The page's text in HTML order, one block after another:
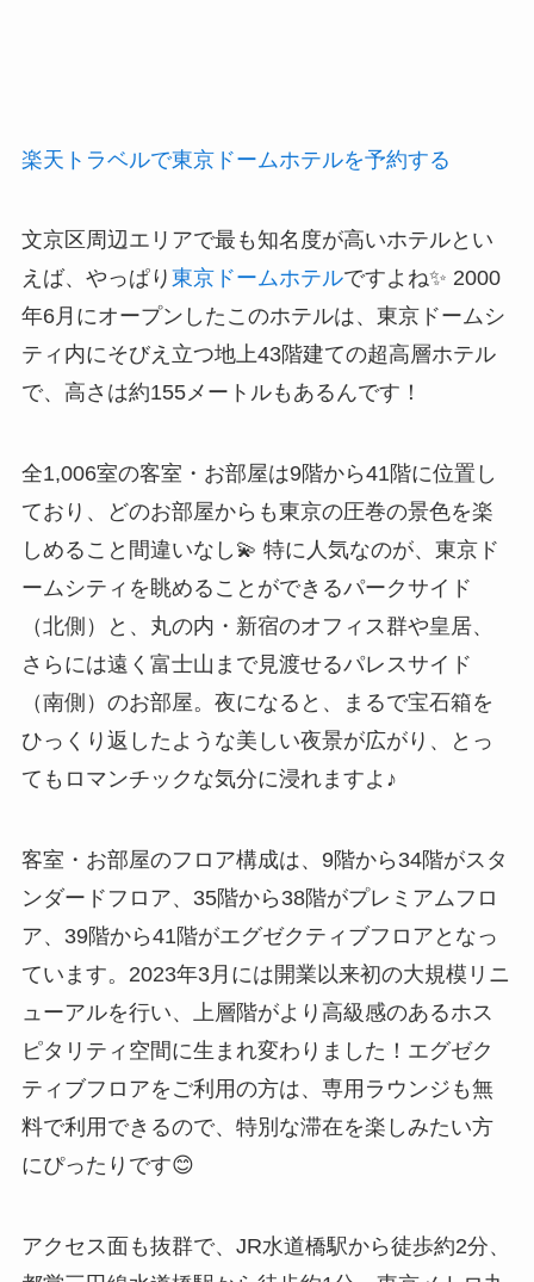
楽天トラベルで東京ドームホテルを予約する
文京区周辺エリアで最も知名度が高いホテルとい
えば、やっぱり 東京ドームホテルですよね✨ 2000
年6月にオープンしたこのホテルは、東京ドームシ
ティ内にそびえ立つ地上43階建ての超高層ホテル
で、高さは約155メートルもあるんです！
全1,006室の客室・お部屋は9階から41階に位置し
ており、どのお部屋からも東京の圧巻の景色を楽
しめること間違いなし💫 特に人気なのが、東京ド
ームシティを眺めることができるパークサイド
（北側）と、丸の内・新宿のオフィス群や皇居、
さらには遠く富士山まで見渡せるパレスサイド
（南側）のお部屋。夜になると、まるで宝石箱を
ひっくり返したような美しい夜景が広がり、とっ
てもロマンチックな気分に浸れますよ♪
客室・お部屋のフロア構成は、9階から34階がスタ
ンダードフロア、35階から38階がプレミアムフロ
ア、39階から41階がエグゼクティブフロアとなっ
ています。2023年3月には開業以来初の大規模リニ
ューアルを行い、上層階がより高級感のあるホス
ピタリティ空間に生まれ変わりました！エグゼク
ティブフロアをご利用の方は、専用ラウンジも無
料で利用できるので、特別な滞在を楽しみたい方
にぴったりです😊
アクセス面も抜群で、JR水道橋駅から徒歩約2分、